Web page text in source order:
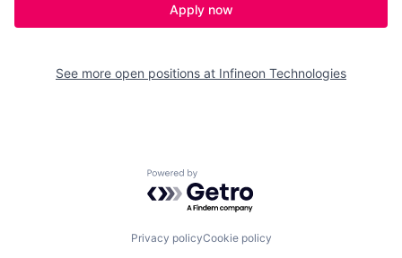
Apply now
See more open positions at Infineon Technologies
Powered by Getro.com
Privacy policyCookie policy